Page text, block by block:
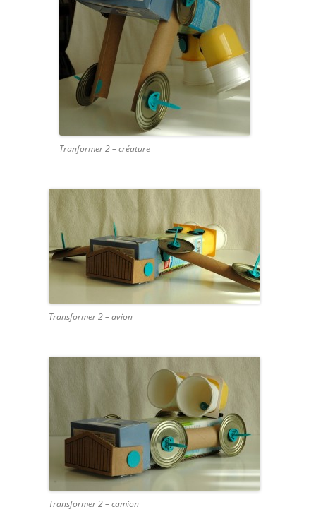
Tranformer 2 – créature
Transformer 2 – avion
Transformer 2 – camion